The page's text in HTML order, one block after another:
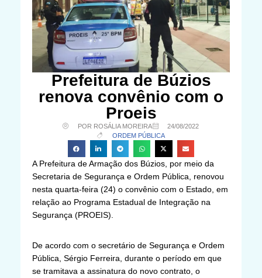
Prefeitura de Búzios
renova convênio com o
Proeis
POR ROSÁLIA MOREIRA
24/08/2022
ORDEM PÚBLICA
A Prefeitura de Armação dos Búzios, por meio da
Secretaria de Segurança e Ordem Pública, renovou
nesta quarta-feira (24) o convênio com o Estado, em
relação ao Programa Estadual de Integração na
Segurança (PROEIS).
De acordo com o secretário de Segurança e Ordem
Pública, Sérgio Ferreira, durante o período em que
se tramitava a assinatura do novo contrato, o